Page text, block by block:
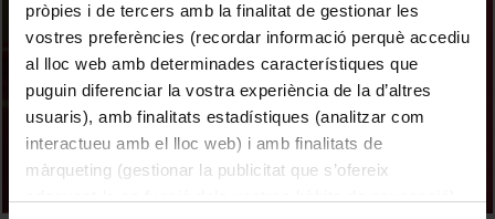
pròpies i de tercers amb la finalitat de gestionar les
vostres preferències (recordar informació perquè accediu
al lloc web amb determinades característiques que
puguin diferenciar la vostra experiència de la d’altres
usuaris), amb finalitats estadístiques (analitzar com
interactueu amb el lloc web) i amb finalitats de
màrqueting (gestionar la publicitat que s’ofereix